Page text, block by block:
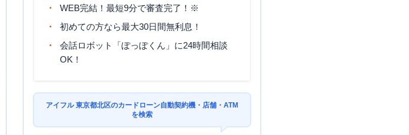
WEB完結！最短9分で審査完了！※
初めての方なら最大30日間無利息！
会話ロボット「ぽっぽくん」に24時間相談
OK！
アイフル 東京都北区のカードローン自動契約機・店舗・ATM
を検索